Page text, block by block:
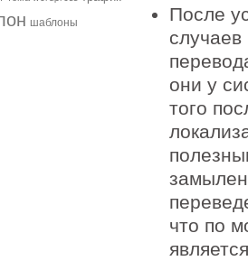
шаблоны
После
случаев
они у
того
что по